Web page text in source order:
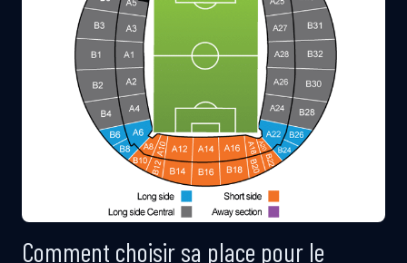
Comment choisir sa place pour le